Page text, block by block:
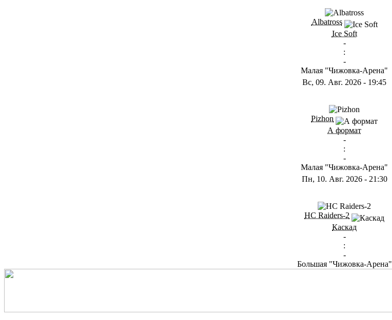
Albatross
Ice Soft
-
:
-
Малая "Чижовка-Арена"
Вс, 09. Авг. 2026 - 19:45
Pizhon
А формат
-
:
-
Малая "Чижовка-Арена"
Пн, 10. Авг. 2026- 21:30
HC Raiders-2
Каскад
-
:
-
Большая "Чижовка-Арена"